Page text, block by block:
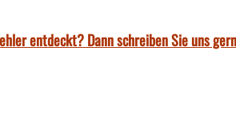
entdeckt? Dann schreiben Sie uns